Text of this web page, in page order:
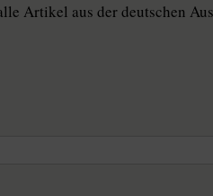
Artikel aus der deutschen